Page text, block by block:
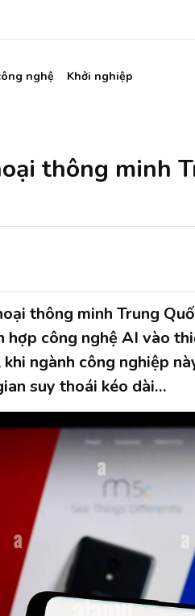
nghệ Khởi nghiệp
thông minh
thông minh Trung
công nghệ AI vào
ngành công nghiệp
suy thoái kéo dài…